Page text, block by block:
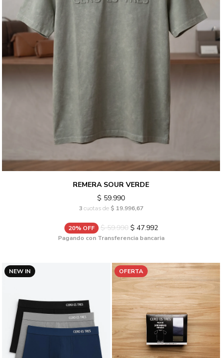
REMERA SOUR VERDE
$ 59.990
3cuotas de $ 19.996,67
20% OFF $ 59.990$ 47.992
Pagando con Transferencia bancaria
NEW IN OFERTA